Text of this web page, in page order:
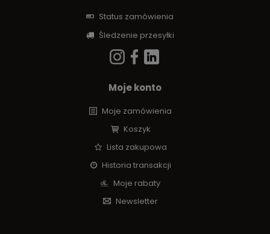
Status zamówienia
Śledzenie przesyłki
Moje konto
Moje zamówienia
Koszyk
Lista zakupowa
Historia transakcji
Moje rabaty
Newsletter